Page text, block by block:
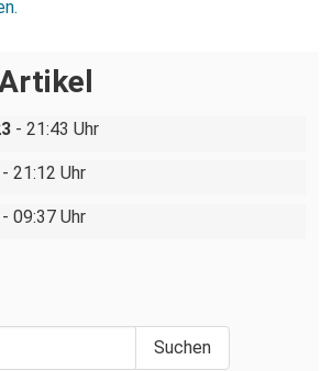
der Letzten
- 21:43 Uhr
kein Sprint“-
einer Untergruppe der
- 21:12 Uhr– Antiromaismus in
- 09:37 Uhr